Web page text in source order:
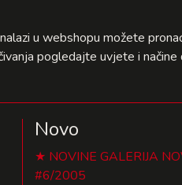
u webshopu možete
pogledajte uvjete i načine
Novo
NOVINE GALERIJA
#6/2005